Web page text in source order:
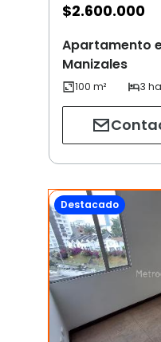
$2.600.000
Apartamento
Manizales
Destacado